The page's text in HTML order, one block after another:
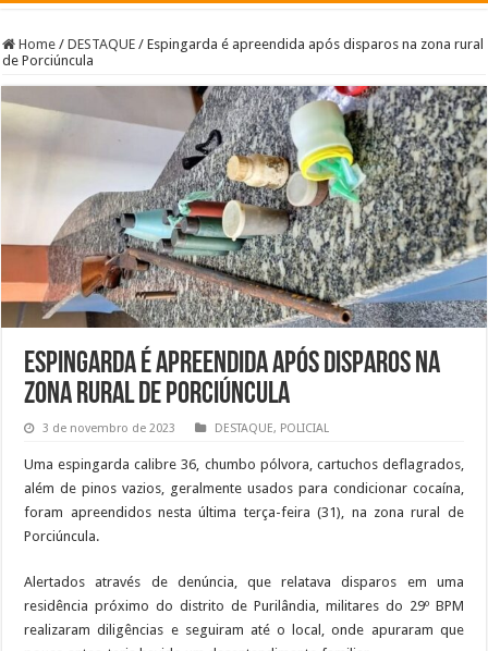
Home / DESTAQUE / Espingarda é apreendida após disparos na zona rural
de Porciúncula
Espingarda é apreendida após disparos na
zona rural de Porciúncula
3 de novembro de 2023 DESTAQUE, POLICIAL
Uma espingarda calibre 36, chumbo pólvora, cartuchos deflagrados,
além de pinos vazios, geralmente usados para condicionar cocaína,
foram apreendidos nesta última terça-feira (31), na zona rural de
Porciúncula.
Alertados através de denúncia, que relatava disparos em uma
residência próximo do distrito de Purilândia, militares do 29º BPM
realizaram diligências e seguiram até o local, onde apuraram que